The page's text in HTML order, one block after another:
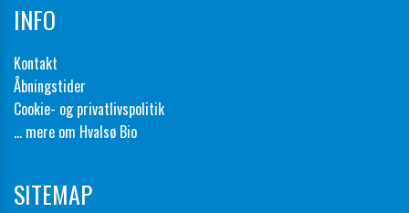
INFO
Kontakt
Åbningstider
Cookie- og privatlivspolitik
... mere om Hvalsø Bio
SITEMAP